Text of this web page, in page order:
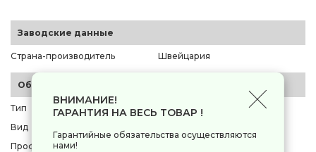
Заводские данные
Страна-производитель Швейцария
Общие параметры
Тип
фен
Вид
Профессиональный фен
ВНИМАНИЕ!
ГАРАНТИЯ НА ВЕСЬ ТОВАР !
Гарантийные обязательства осуществляются
нами!